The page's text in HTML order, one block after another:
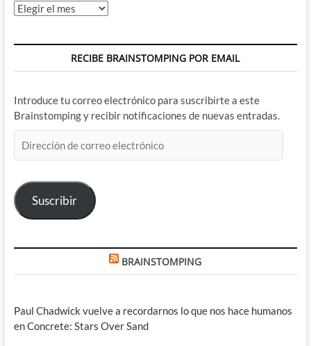
Archivos
RECIBE BRAINSTOMPING POR EMAIL
Introduce tu correo electrónico para suscribirte a este
Brainstomping y recibir notificaciones de nuevas entradas.
de
electrónico
Suscribir
BRAINSTOMPING
Paul Chadwick vuelve a recordarnos lo que nos hace humanos
en Concrete: Stars Over Sand